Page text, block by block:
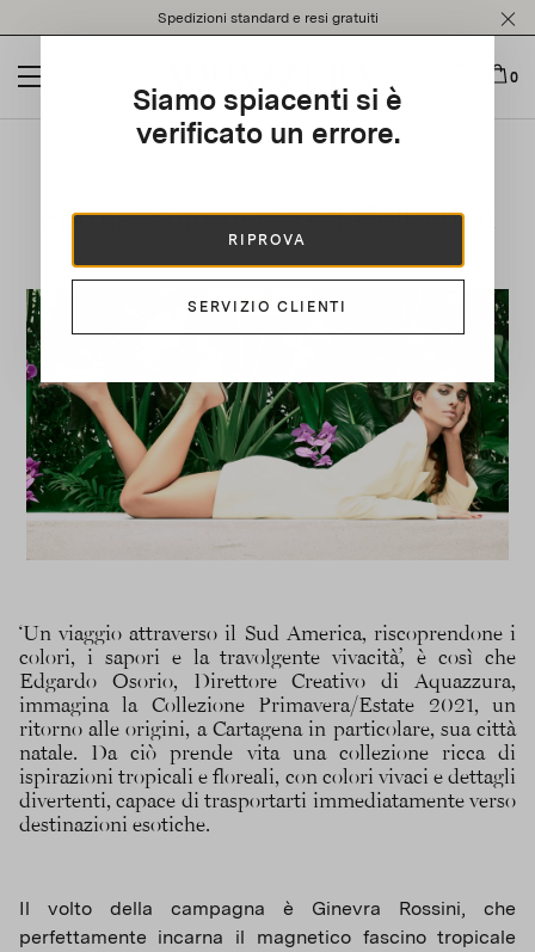
note:
website
an
Spedizioni standard e resi gratuiti
0
Siamo spiacenti si è
verificato un errore.
RIPROVA
SERVIZIO CLIENTI
Spring/Summer 2021 Collection
‘Un viaggio attraverso il Sud America, riscoprendone i
colori, i sapori e la travolgente vivacità’, è così che
Edgardo Osorio, Direttore Creativo di Aquazzura,
immagina la Collezione Primavera/Estate 2021, un
ritorno alle origini, a Cartagena in particolare, sua città
natale. Da ciò prende vita una collezione ricca di
ispirazioni tropicali e floreali, con colori vivaci e dettagli
divertenti, capace di trasportarti immediatamente verso
destinazioni esotiche.
Il volto della campagna è Ginevra Rossini, che
perfettamente incarna il magnetico fascino tropicale